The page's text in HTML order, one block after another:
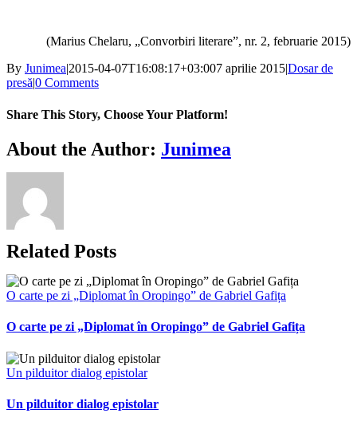
(Marius Chelaru, „Convorbiri literare”, nr. 2, februarie 2015)
By Junimea|2015-04-07T16:08:17+03:007 aprilie 2015|Dosar de
presă|0 Comments
Share This Story, Choose Your Platform!
Facebook
X
Bluesky
Reddit
LinkedIn
WhatsApp
Telegram
Tumblr
Xing
Email
Copy
Link
About the Author: Junimea
Related Posts
O carte pe zi „Diplomat în Oropingo” de Gabriel Gafița
O carte pe zi „Diplomat în Oropingo” de Gabriel Gafița
Un pilduitor dialog epistolar
Un pilduitor dialog epistolar